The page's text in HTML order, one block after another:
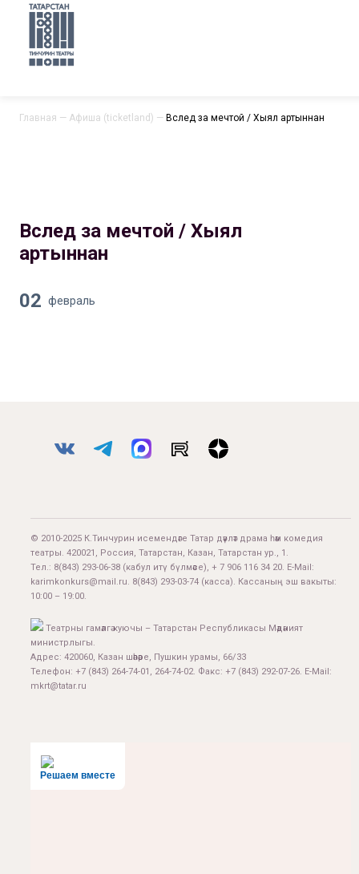
Главная — Афиша (ticketland) — Вслед за мечтой / Хыял артыннан
Вслед за мечтой / Хыял
артыннан
02 февраль
© 2010-2025 К.Тинчурин исемендәге Татар дәүләт драма һәм комедия
театры. 420021, Россия, Татарстан, Казан, Татарстан ур., 1.
Тел.: 8(843) 293-06-38 (кабул итү бүлмәсе), + 7 906 116 34 20. E-Mail:
karimkonkurs@mail.ru. 8(843) 293-03-74 (касса). Кассаның эш вакыты:
10:00 – 19:00.
Театрны гамәлгә куючы – Татарстан Республикасы Мәдәният
министрлыгы.
Адрес: 420060, Казан шәһәре, Пушкин урамы, 66/33
Телефон: +7 (843) 264-74-01, 264-74-02. Факс: +7 (843) 292-07-26. E-Mail:
mkrt@tatar.ru
Решаем вместе